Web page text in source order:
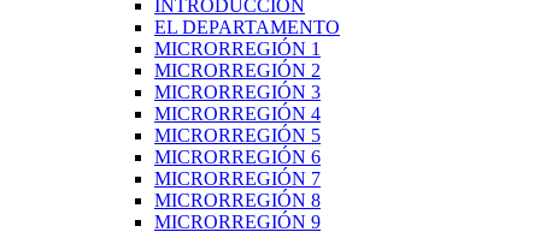
INTRODUCCIÓN
EL DEPARTAMENTO
MICRORREGIÓN 1
MICRORREGIÓN 2
MICRORREGIÓN 3
MICRORREGIÓN 4
MICRORREGIÓN 5
MICRORREGIÓN 6
MICRORREGIÓN 7
MICRORREGIÓN 8
MICRORREGIÓN 9